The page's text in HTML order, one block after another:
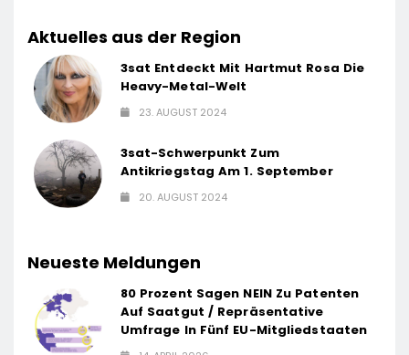
Aktuelles aus der Region
3sat Entdeckt Mit Hartmut Rosa Die
Heavy-Metal-Welt
23. AUGUST 2024
3sat-Schwerpunkt Zum
Antikriegstag Am 1. September
20. AUGUST 2024
Neueste Meldungen
80 Prozent Sagen NEIN Zu Patenten
Auf Saatgut / Repräsentative
Umfrage In Fünf EU-Mitgliedstaaten